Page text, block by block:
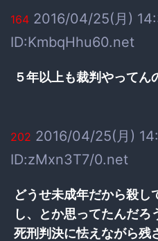
164 2016/04/25(月)
ID:KmbqHhu60.net
５年以上も裁判やってん
202 2016/04/25(月)
ID:zMxn3T7/0.net
どうせ未成年だから殺し
し、とか思ってたんだろ
死刑判決に怯えながら残